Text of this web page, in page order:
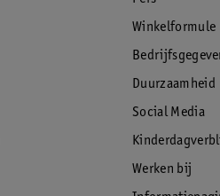
Winkelformule
Duurzaamheid
Social Media
Werken bij